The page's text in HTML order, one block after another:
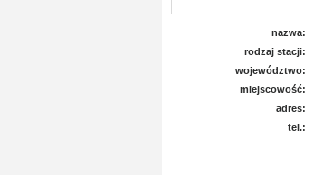
nazwa:
rodzaj stacji:
województwo:
miejscowość:
adres:
tel.: